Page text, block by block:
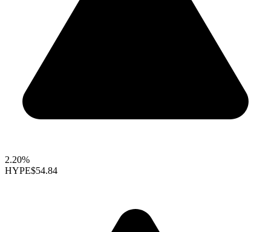
2.20%
HYPE$54.84